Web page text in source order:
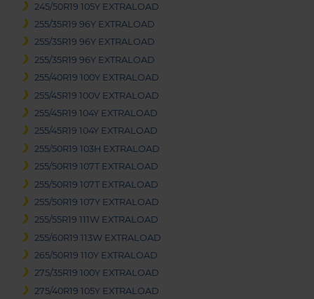
245/50R19 105Y EXTRALOAD
255/35R19 96Y EXTRALOAD
255/35R19 96Y EXTRALOAD
255/35R19 96Y EXTRALOAD
255/40R19 100Y EXTRALOAD
255/45R19 100V EXTRALOAD
255/45R19 104Y EXTRALOAD
255/45R19 104Y EXTRALOAD
255/50R19 103H EXTRALOAD
255/50R19 107T EXTRALOAD
255/50R19 107T EXTRALOAD
255/50R19 107Y EXTRALOAD
255/55R19 111W EXTRALOAD
255/60R19 113W EXTRALOAD
265/50R19 110Y EXTRALOAD
275/35R19 100Y EXTRALOAD
275/40R19 105Y EXTRALOAD